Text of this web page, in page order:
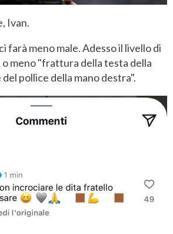
Ivan.
farà meno male. Adesso il livello di
meno "frattura della testa della
pollice della mano destra".